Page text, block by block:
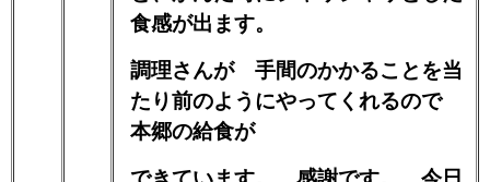
食感が出ます。
調理さんが 手間のかかることを当
たり前のようにやってくれるので
本郷の給食が